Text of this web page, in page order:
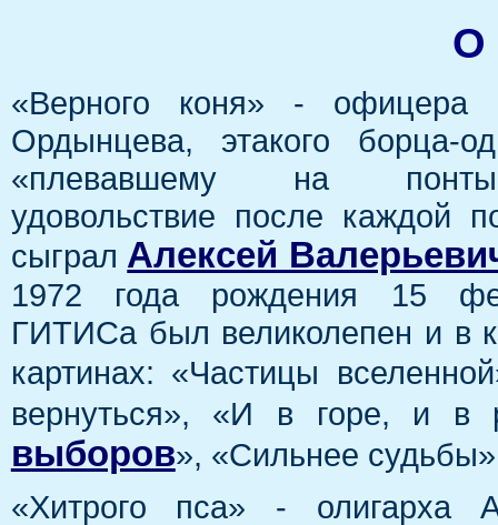
О
«Верного коня» - офицера
Ордынцева, этакого борца-
«плевавшему на
удовольствие после каждой
сыграл Алексей
1972 года рождения 15
ГИТИСа был великолепен и в
картинах: «Частицы
вернуться», «И в горе, и в
выборов», «Сильнее
«Хитрого пса» - олигарха